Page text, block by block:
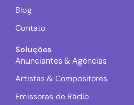
Blog
Contato
Soluções
Anunciantes & Agências
Artistas & Compositores
Emissoras de Rádio